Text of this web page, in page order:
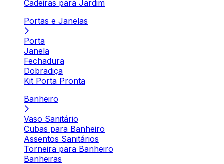
Cadeiras para Jardim
Portas e Janelas
Porta
Janela
Fechadura
Dobradiça
Kit Porta Pronta
Banheiro
Vaso Sanitário
Cubas para Banheiro
Assentos Sanitários
Torneira para Banheiro
Banheiras